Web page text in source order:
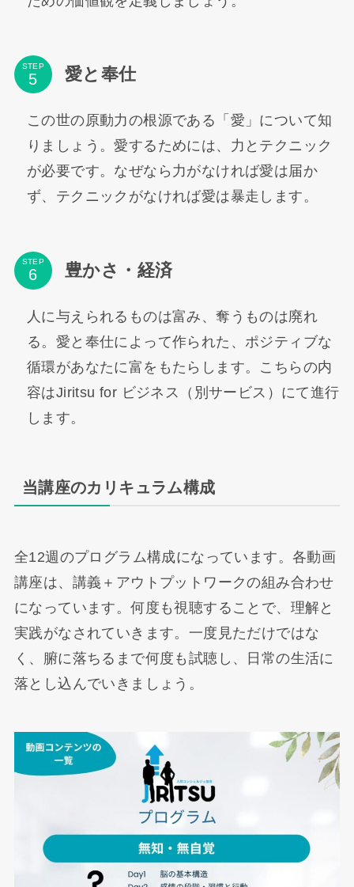
STEP 愛と奉仕
この世の原動力の根源である「愛」について知
りましょう。愛するためには、力とテクニック
が必要です。なぜなら力がなければ愛は届か
ず、テクニックがなければ愛は暴走します。
STEP 豊かさ・経済
人に与えられるものは富み、奪うものは廃れ
る。愛と奉仕によって作られた、ポジティブな
循環があなたに富をもたらします。こちらの内
容はJiritsu for ビジネス（別サービス）にて進行
します。
当講座のカリキュラム構成
全12週のプログラム構成になっています。各動画
講座は、講義＋アウトプットワークの組み合わせ
になっています。何度も視聴することで、理解と
実践がなされていきます。一度見ただけではな
く、腑に落ちるまで何度も試聴し、日常の生活に
落とし込んでいきましょう。